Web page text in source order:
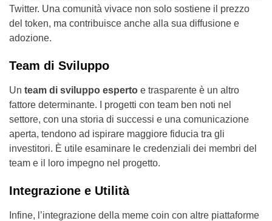
Twitter. Una comunità vivace non solo sostiene il prezzo
del token, ma contribuisce anche alla sua diffusione e
adozione.
Team di Sviluppo
Un team di sviluppo esperto e trasparente è un altro
fattore determinante. I progetti con team ben noti nel
settore, con una storia di successi e una comunicazione
aperta, tendono ad ispirare maggiore fiducia tra gli
investitori. È utile esaminare le credenziali dei membri del
team e il loro impegno nel progetto.
Integrazione e Utilità
Infine, l’integrazione della meme coin con altre piattaforme